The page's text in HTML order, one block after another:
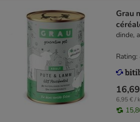
Grau
dinde,
6,95 € /
Rating: